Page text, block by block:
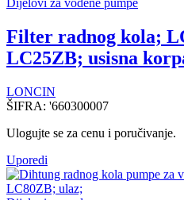
Dijelovi za vodene pumpe
Filter radnog kola;
LC25ZB; usisna
LONCIN
ŠIFRA: '660300007
Ulogujte se za cenu i poručivanje.
Uporedi